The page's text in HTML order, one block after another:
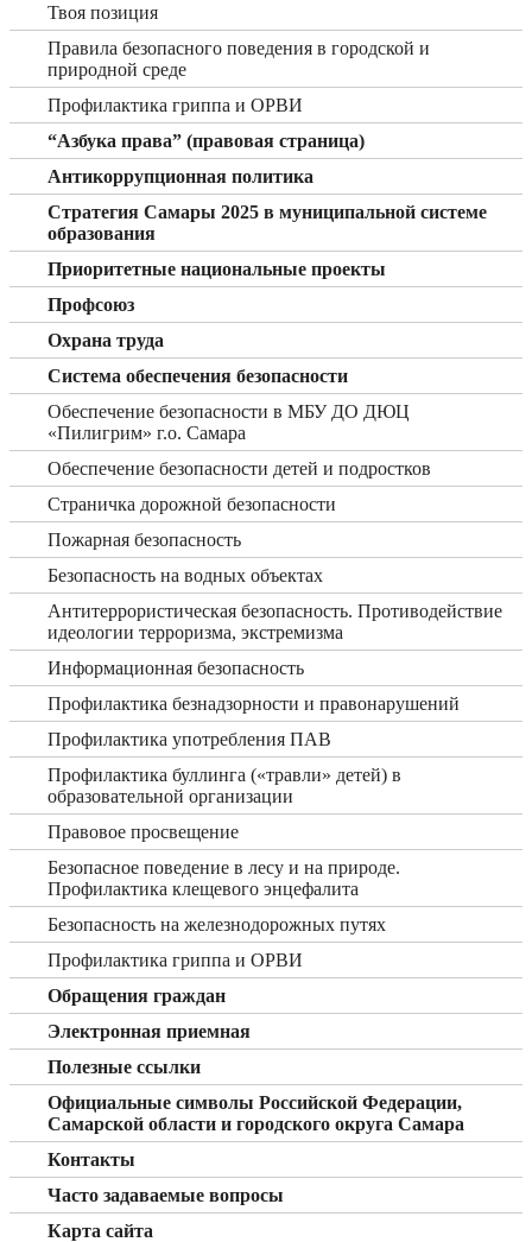
Твоя позиция
Правила безопасного поведения в городской и
природной среде
Профилактика гриппа и ОРВИ
“Азбука права” (правовая страница)
Антикоррупционная политика
Стратегия Самары 2025 в муниципальной системе
образования
Приоритетные национальные проекты
Профсоюз
Охрана труда
Система обеспечения безопасности
Обеспечение безопасности в МБУ ДО ДЮЦ
«Пилигрим» г.о. Самара
Обеспечение безопасности детей и подростков
Страничка дорожной безопасности
Пожарная безопасность
Безопасность на водных объектах
Антитеррористическая безопасность. Противодействие
идеологии терроризма, экстремизма
Информационная безопасность
Профилактика безнадзорности и правонарушений
Профилактика употребления ПАВ
Профилактика буллинга («травли» детей) в
образовательной организации
Правовое просвещение
Безопасное поведение в лесу и на природе.
Профилактика клещевого энцефалита
Безопасность на железнодорожных путях
Профилактика гриппа и ОРВИ
Обращения граждан
Электронная приемная
Полезные ссылки
Официальные символы Российской Федерации,
Самарской области и городского округа Самара
Контакты
Часто задаваемые вопросы
Карта сайта